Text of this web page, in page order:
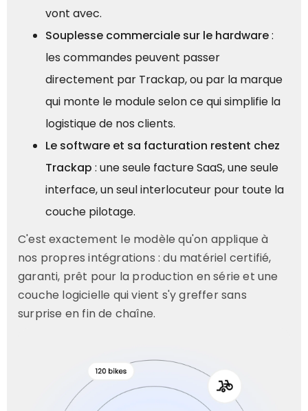
vont avec.
Souplesse commerciale sur le hardware:
les commandes peuvent passer
directement par Trackap, ou par la marque
qui monte le module selon ce qui simplifie la
logistique de nos clients.
Le software et sa facturation restent chez
Trackap : une seule facture SaaS, une seule
interface, un seul interlocuteur pour toute la
couche pilotage.
C'est exactement le modèle qu'on applique à
nos propres intégrations : du matériel certifié,
garanti, prêt pour la production en série et une
couche logicielle qui vient s'y greffer sans
surprise en fin de chaîne.